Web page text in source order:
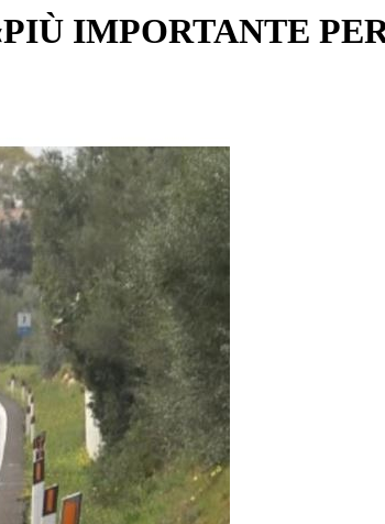
IMPORTANTE